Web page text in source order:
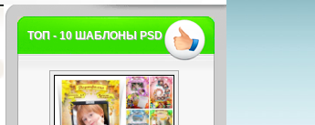
ТОП - 10 ШАБЛОНЫ PSD